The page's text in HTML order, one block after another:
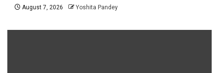
August 7, 2026 Yoshita Pandey